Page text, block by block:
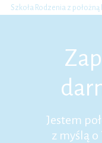
Szkoła Rodzenia z
Jestem
z myślą o